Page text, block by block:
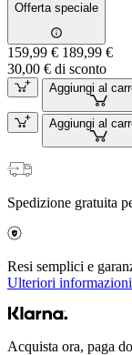
Offerta speciale
159,99 € 189,99 €
30,00 € di sconto
Aggiungi al
Aggiungi al
Spedizione gratuita
Resi semplici e
Ulteriori informazioni
Acquista ora, paga